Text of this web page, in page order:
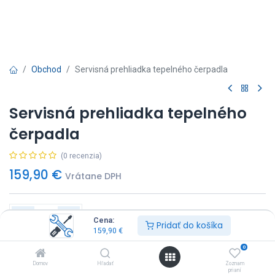
Cena:
159,90 € Pridať do košíka
Domov Hľadať
0
Zoznam
prianí
Obchod Servisná prehliadka tepelného čerpadla
Servisná prehliadka tepelného
čerpadla
(0 recenzia)
159,90 € Vrátane DPH
Pridať do košíka Kúp Hneď